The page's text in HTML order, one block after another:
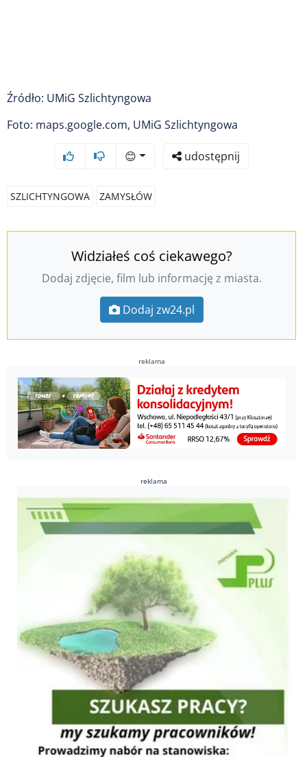
Źródło: UMiG Szlichtyngowa
Foto: maps.google.com, UMiG Szlichtyngowa
😊 udostępnij
SZLICHTYNGOWA ZAMYSŁÓW
Widziałeś coś ciekawego?
Dodaj zdjęcie, film lub informację z miasta.
Dodaj zw24.pl
reklama
reklama